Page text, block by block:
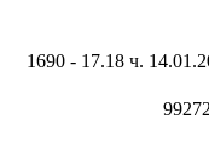
1690 - 17.18 ч.